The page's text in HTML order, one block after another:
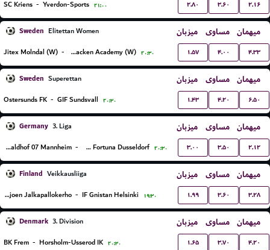
SC Kriens - Yverdon-Sports ۲۱:۰۰ ۲.۸۰ ۳.۶۰ ۲.۱۶
Sweden Elitettan Women میزبان مساوی میهمان
Jitex Molndal (W) - BK Hacken Academy (W) ۲۰:۳۰ ۱.۵۷ ۴.۰۰ ۴.۳۳
Sweden Superettan میزبان مساوی میهمان
Ostersunds FK - GIF Sundsvall ۲۰:۳۰ ۱.۴۳ ۴.۲۰ ۶.۵۰
Germany 3. Liga میزبان مساوی میهمان
SV Waldhof 07 Mannheim - TSV Fortuna Dusseldorf ۲۰:۳۰ ۳.۰۰ ۳.۵۰ ۲.۱۲
Finland Veikkausliiga میزبان مساوی میهمان
Seinajoen Jalkapallokerho - IF Gnistan Helsinki ۱۹:۳۰ ۱.۹۹ ۳.۶۰ ۳.۲۸
Denmark 3. Division میزبان مساوی میهمان
BK Frem - Horsholm-Usserod IK ۲۰:۳۰ ۱.۶۵ ۳.۷۰ ۴.۲۰